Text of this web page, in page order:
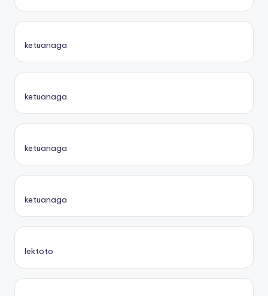
ketuanaga
ketuanaga
ketuanaga
ketuanaga
lektoto